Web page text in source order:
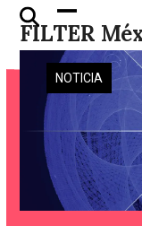
Skip
content
FILTER
Open
mobile
menu
Close
mobile
menu
NOTICIA